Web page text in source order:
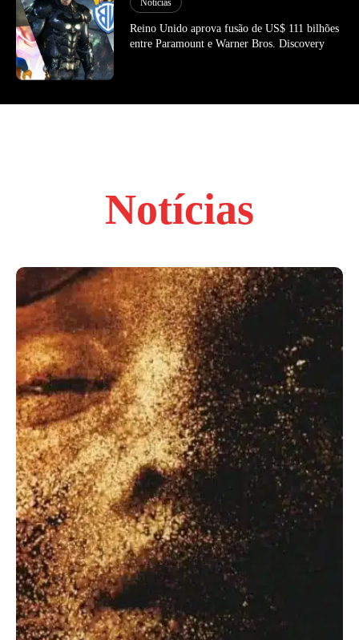
Reino Unido aprova fusão de US$ 111 bilhões
entre Paramount e Warner Bros. Discovery
Notícias